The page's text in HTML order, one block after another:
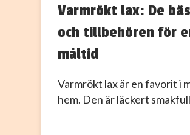
Varmrökt lax: De
och tillbehören för
måltid
Varmrökt lax är en favorit i
hem. Den är läckert